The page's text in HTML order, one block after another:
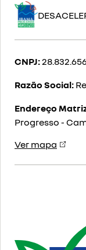
CNPJ:
Razão Social:
Endereço
Progresso -
Ver mapa